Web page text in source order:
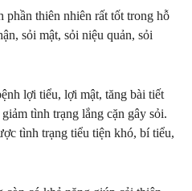
thiên nhiên rất tốt trong hỗ
sỏi mật, sỏi niệu quản, sỏi
lợi tiểu, lợi mật, tăng bài tiết
tình trạng lắng cặn gây sỏi.
tình trạng tiểu tiện khó, bí tiểu,